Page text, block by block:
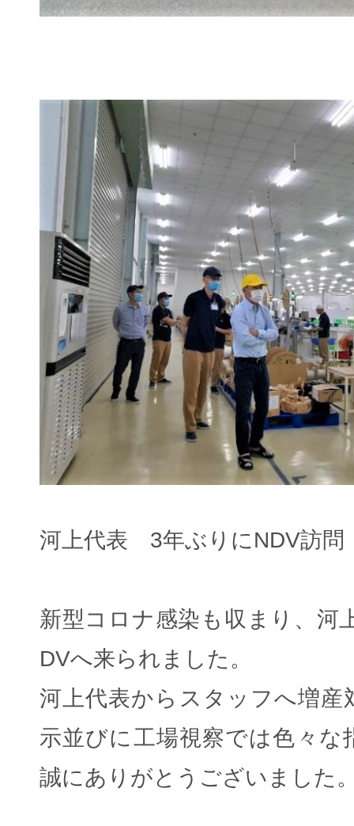
河上代表 3年ぶりにNDV訪問
新型コロナ感染も収まり、河
DVへ来られました。
河上代表からスタッフへ増産
示並びに工場視察では色々な
誠にありがとうございました